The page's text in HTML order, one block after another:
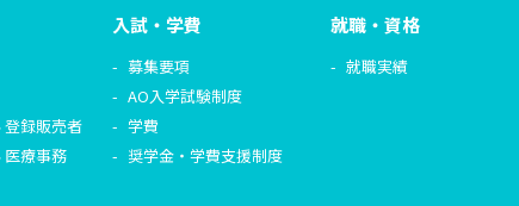
登録販売者
医療事務
入試・学費
募集要項
AO入学試験制度
学費
奨学金・学費支援制度
就職・資格
就職実績